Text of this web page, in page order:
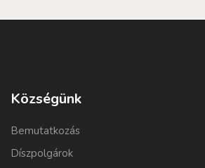
Községünk
Bemutatkozás
Díszpolgárok